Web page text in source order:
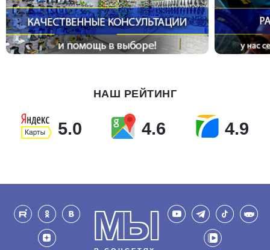
НАШ РЕЙТИНГ
5.0 4.6 4.9
МЫ